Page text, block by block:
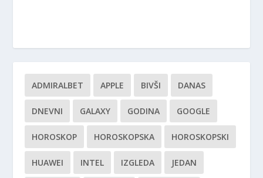
ADMIRALBET APPLE BIVŠI DANAS
DNEVNI GALAXY GODINA GOOGLE
HOROSKOP HOROSKOPSKA HOROSKOPSKI
HUAWEI INTEL IZGLEDA JEDAN